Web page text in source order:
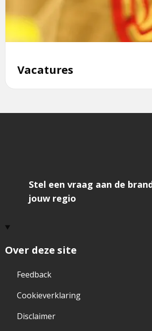
Vacatures
Over deze site
Feedback
Cookieverklaring
Disclaimer
Stel een vraag aan de
jouw regio